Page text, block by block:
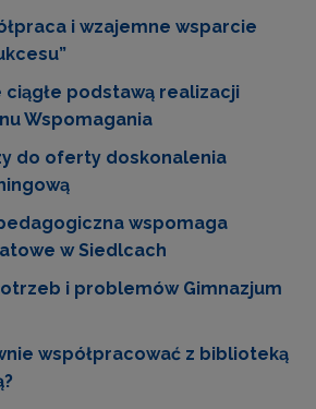
i wzajemne wsparcie
ciągłe podstawą realizacji
Wspomagania
do oferty doskonalenia
wspomaga
w Siedlcach
i problemów Gimnazjum
współpracować z biblioteką